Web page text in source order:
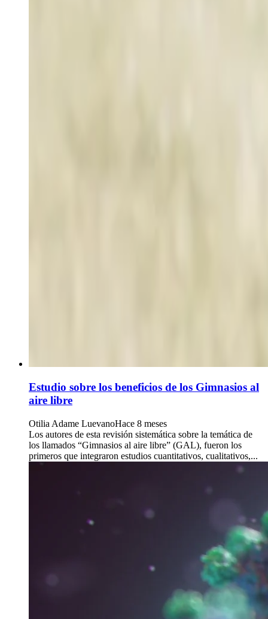
Estudio sobre los beneficios de los Gimnasios al
aire libre
Otilia Adame LuevanoHace 8 meses
Los autores de esta revisión sistemática sobre la temática de
los llamados “Gimnasios al aire libre” (GAL), fueron los
primeros que integraron estudios cuantitativos, cualitativos,...